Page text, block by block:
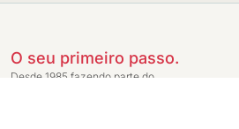
O seu primeiro passo.
Desde 1985 fazendo parte do